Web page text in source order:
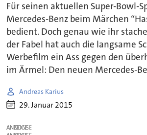
Für seinen aktuellen Super-Bowl-
Mercedes-Benz beim Märchen
bedient. Doch genau wie ihr
der Fabel hat auch die langsame
Werbefilm ein Ass gegen den
im Ärmel: Den neuen Mercedes-
Andreas Karius
29. Januar 2015
ANZEIGE